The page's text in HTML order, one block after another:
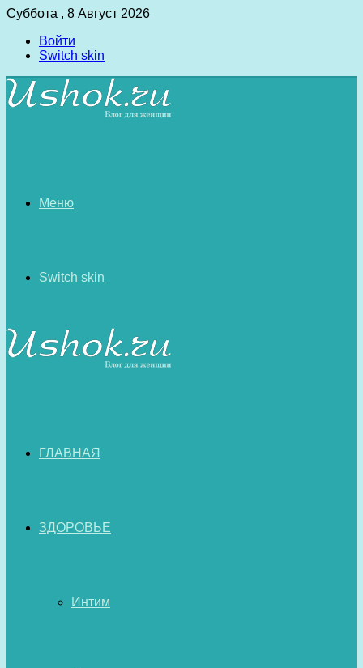
Суббота , 8 Август 2026
Войти
Switch skin
Меню
Switch skin
ГЛАВНАЯ
ЗДОРОВЬЕ
Интим